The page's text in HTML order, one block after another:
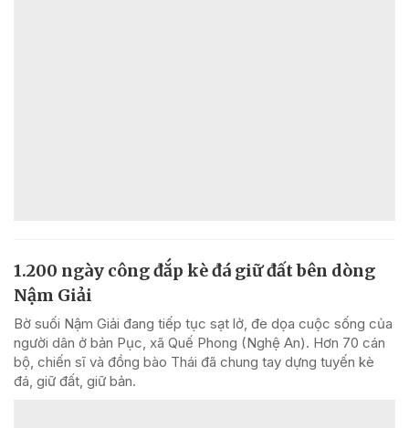
1.200 ngày công đắp kè đá giữ đất bên dòng
Nậm Giải
Bờ suối Nậm Giải đang tiếp tục sạt lở, đe dọa cuộc sống của
người dân ở bản Pục, xã Quế Phong (Nghệ An). Hơn 70 cán
bộ, chiến sĩ và đồng bào Thái đã chung tay dựng tuyến kè
đá, giữ đất, giữ bản.